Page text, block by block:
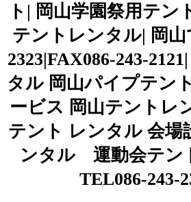
ト| 岡山学園祭用テ
テントレンタル| 岡
2323|FAX086-243-
タル 岡山パイプテン
ービス 岡山テントレ
テント レンタル 会場
ンタル 運動会テン
TEL086-243-